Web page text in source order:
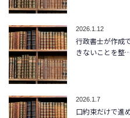
2026.1.12
行政書士が作成
きないことを整…
2026.1.7
口約束だけで進